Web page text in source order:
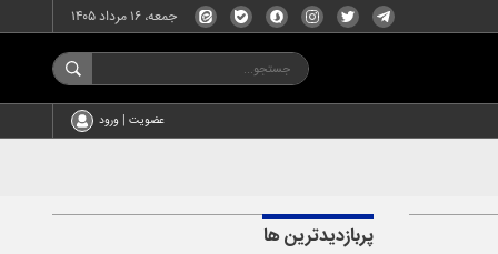
جمعه، ۱۶ مرداد ۱۴۰۵
عضویت | ورود
پربازدیدترین ها